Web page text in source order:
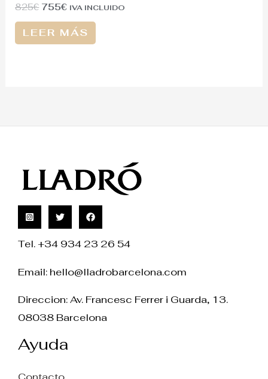
825€ 755€ IVA INCLUIDO
LEER MÁS
Tel. +34 934 23 26 54
Email: hello@lladrobarcelona.com
Direccion: Av. Francesc Ferrer i Guarda, 13.
08038 Barcelona
Ayuda